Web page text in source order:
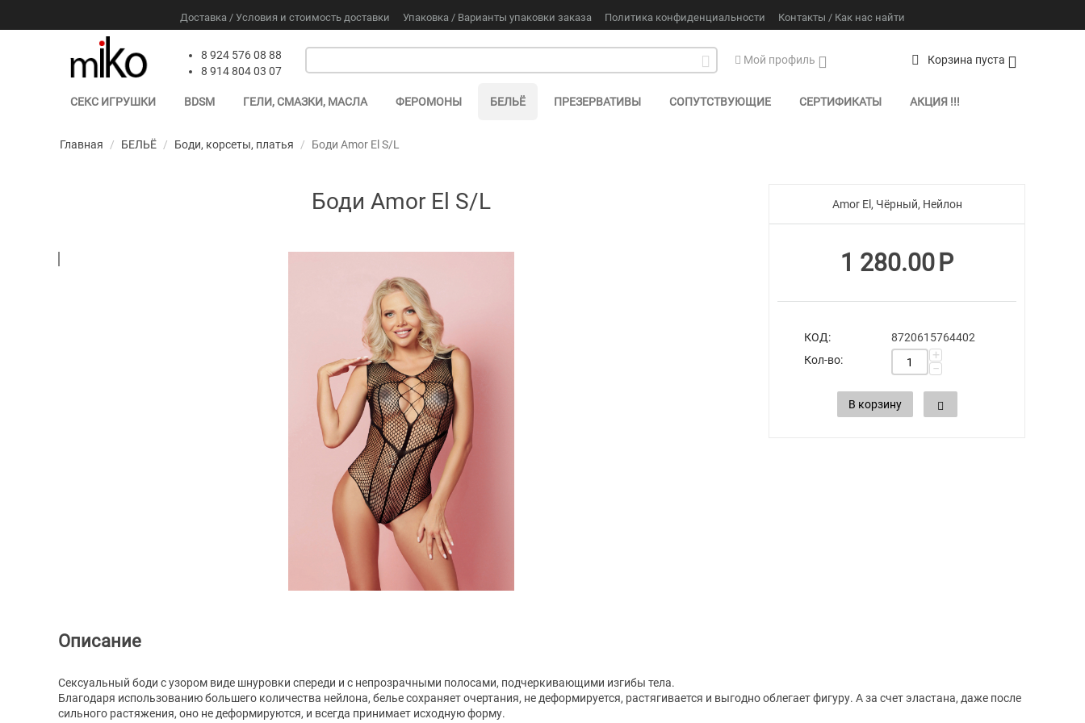
Доставка / Условия и стоимость доставки Упаковка / Варианты упаковки заказа Политика конфиденциальности Контакты / Как нас найти
8 924 576 08 88
8 914 804 03 07
Мой профиль Корзина пуста
СЕКС ИГРУШКИ BDSM ГЕЛИ, СМАЗКИ, МАСЛА ФЕРОМОНЫ БЕЛЬЁ ПРЕЗЕРВАТИВЫ СОПУТСТВУЮЩИЕ СЕРТИФИКАТЫ АКЦИЯ !!!
Главная / БЕЛЬЁ / Боди, корсеты, платья / Боди Amor El S/L
Боди Amor El S/L Amor El, Чёрный, Нейлон
1 280.00 Р
КОД:
8720615764402
Кол-во:
+
−
В корзину
Описание
Сексуальный боди с узором виде шнуровки спереди и с непрозрачными полосами, подчеркивающими изгибы тела.
Благодаря использованию большего количества нейлона, белье сохраняет очертания, не деформируется, растягивается и выгодно облегает фигуру. А за счет эластана, даже после
сильного растяжения, оно не деформируются, и всегда принимает исходную форму.